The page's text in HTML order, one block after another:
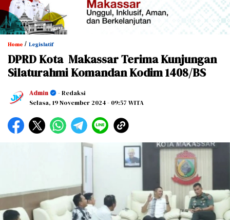
Home / Legislatif
DPRD Kota Makassar Terima Kunjungan
Silaturahmi Komandan Kodim 1408/BS
Admin
- Redaksi
Selasa, 19 November 2024- 09:57 WITA